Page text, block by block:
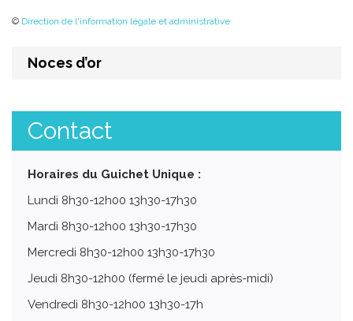
© Direction de l'information légale et administrative
Noces d’or
Contact
Horaires du Guichet Unique :
Lundi 8h30-12h00 13h30-17h30
Mardi 8h30-12h00 13h30-17h30
Mercredi 8h30-12h00 13h30-17h30
Jeudi 8h30-12h00 (fermé le jeudi après-midi)
Vendredi 8h30-12h00 13h30-17h